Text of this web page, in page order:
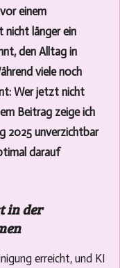
einem
nicht länger ein
den Alltag in
viele noch
Wer jetzt nicht
Beitrag zeige ich
2025 unverzichtbar
darauf
in der
erreicht, und KI